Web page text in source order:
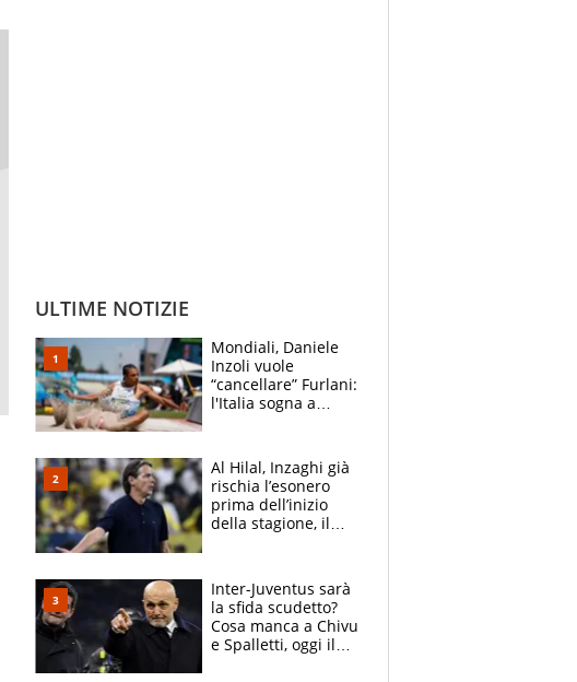
ULTIME NOTIZIE
Mondiali, Daniele
Inzoli vuole
“cancellare” Furlani:
l'Italia sogna a
finale
Al Hilal, Inzaghi già
rischia l’esonero
prima dell’inizio
della stagione, il
Inter-Juventus sarà
la sfida scudetto?
Cosa manca a Chivu
e Spalletti, oggi il